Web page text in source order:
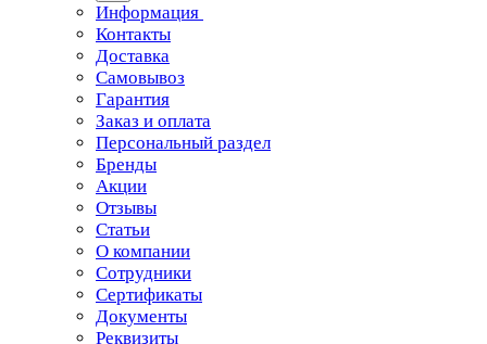
Информация
Контакты
Доставка
Самовывоз
Гарантия
Заказ и оплата
Персональный раздел
Бренды
Акции
Отзывы
Статьи
О компании
Сотрудники
Сертификаты
Документы
Реквизиты